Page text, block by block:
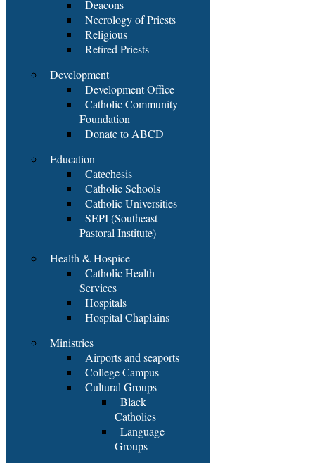
Deacons
Necrology of Priests
Religious
Retired Priests
Development
Development Office
Catholic Community
Foundation
Donate to ABCD
Education
Catechesis
Catholic Schools
Catholic Universities
SEPI (Southeast
Pastoral Institute)
Health & Hospice
Catholic Health
Services
Hospitals
Hospital Chaplains
Ministries
Airports and seaports
College Campus
Cultural Groups
Black
Catholics
Language
Groups